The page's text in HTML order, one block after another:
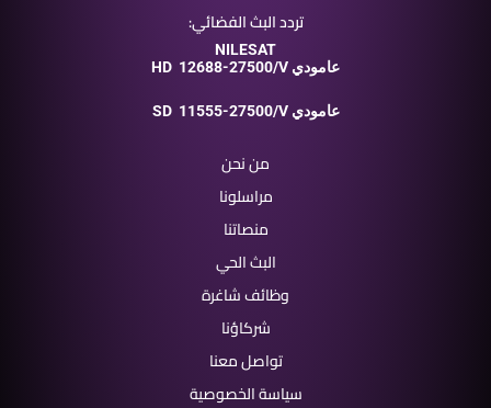
تردد البث الفضائي:
NILESAT
HD
12688-27500/V عامودي
SD 11555-27500/V عامودي
من نحن
مراسلونا
منصاتنا
البث الحي
وظائف شاغرة
شركاؤنا
تواصل معنا
سياسة الخصوصية